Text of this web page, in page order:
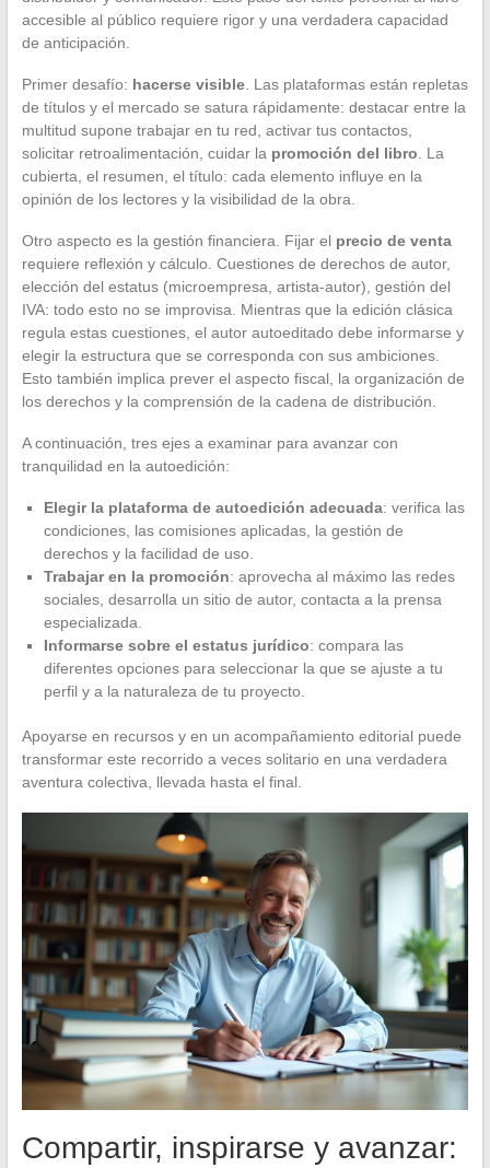
accesible al público requiere rigor y una verdadera capacidad
de anticipación.
Primer desafío: hacerse visible. Las plataformas están repletas
de títulos y el mercado se satura rápidamente: destacar entre la
multitud supone trabajar en tu red, activar tus contactos,
solicitar retroalimentación, cuidar la promoción del libro . La
cubierta, el resumen, el título: cada elemento influye en la
opinión de los lectores y la visibilidad de la obra.
Otro aspecto es la gestión financiera. Fijar el precio de venta
requiere reflexión y cálculo. Cuestiones de derechos de autor,
elección del estatus (microempresa, artista-autor), gestión del
IVA: todo esto no se improvisa. Mientras que la edición clásica
regula estas cuestiones, el autor autoeditado debe informarse y
elegir la estructura que se corresponda con sus ambiciones.
Esto también implica prever el aspecto fiscal, la organización de
los derechos y la comprensión de la cadena de distribución.
A continuación, tres ejes a examinar para avanzar con
tranquilidad en la autoedición:
Elegir la plataforma de autoedición adecuada: verifica las
condiciones, las comisiones aplicadas, la gestión de
derechos y la facilidad de uso.
Trabajar en la promoción: aprovecha al máximo las redes
sociales, desarrolla un sitio de autor, contacta a la prensa
especializada.
Informarse sobre el estatus jurídico: compara las
diferentes opciones para seleccionar la que se ajuste a tu
perfil y a la naturaleza de tu proyecto.
Apoyarse en recursos y en un acompañamiento editorial puede
transformar este recorrido a veces solitario en una verdadera
aventura colectiva, llevada hasta el final.
Compartir, inspirarse y avanzar: